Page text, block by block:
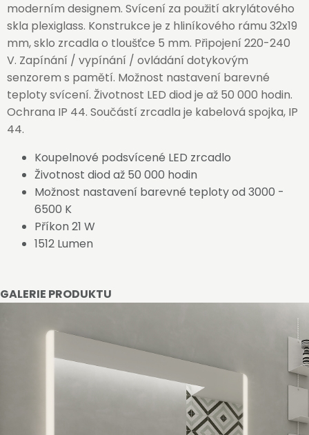
GALERIE PRODUKTU
moderním designem. Svícení za použití akrylátového
skla plexiglass. Konstrukce je z hliníkového rámu 32x19
mm, sklo zrcadla o tloušťce 5 mm. Připojení 220-240
V. Zapínání / vypínání / ovládání dotykovým
senzorem s pamětí. Možnost nastavení barevné
teploty svícení. Životnost LED diod je až 50 000 hodin.
Ochrana IP 44. Součástí zrcadla je kabelová spojka, IP
44.
Koupelnové podsvícené LED zrcadlo
Životnost diod až 50 000 hodin
Možnost nastavení barevné teploty od 3000 -
6500 K
Příkon 21 W
1512 Lumen